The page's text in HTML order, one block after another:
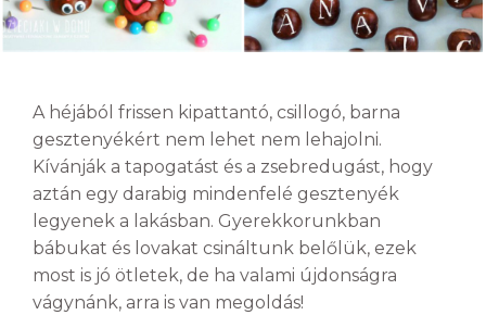
A héjából frissen kipattantó, csillogó, barna
gesztenyékért nem lehet nem lehajolni.
Kívánják a tapogatást és a zsebredugást, hogy
aztán egy darabig mindenfelé gesztenyék
legyenek a lakásban. Gyerekkorunkban
bábukat és lovakat csináltunk belőlük, ezek
most is jó ötletek, de ha valami újdonságra
vágynánk, arra is van megoldás!